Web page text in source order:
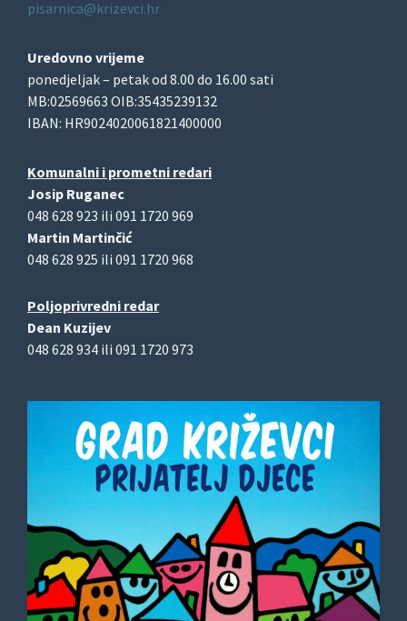
pisarnica@krizevci.hr
Uredovno vrijeme
ponedjeljak – petak od 8.00 do 16.00 sati
MB:02569663 OIB:35435239132
IBAN: HR9024020061821400000
Komunalni i prometni redari
Josip Ruganec
048 628 923 ili 091 1720 969
Martin Martinčić
048 628 925 ili 091 1720 968
Poljoprivredni redar
Dean Kuzijev
048 628 934 ili 091 1720 973